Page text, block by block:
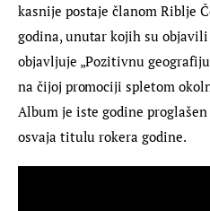
kasnije postaje članom Riblje
godina, unutar kojih su objavili
objavljuje „Pozitivnu
na čijoj promociji spletom
Album je iste godine
osvaja titulu rokera godine.